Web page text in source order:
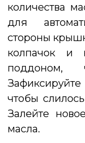
количества
для
стороны
колпачок и
поддоном,
чтобы
Залейте
масла.